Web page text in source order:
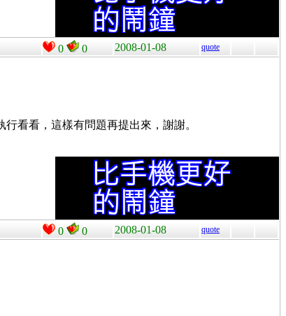
0 0 2008-01-08 quote
看看，這樣有問題再提出來，謝謝。
0 0 2008-01-08 quote